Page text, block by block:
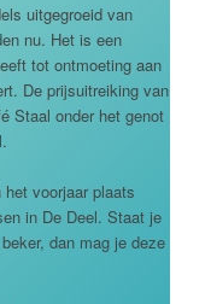
uitgegroeid van
nu. Het is een
tot ontmoeting aan
De prijsuitreiking van
Staal onder het genot
voorjaar plaats
in De Deel. Staat je
dan mag je deze